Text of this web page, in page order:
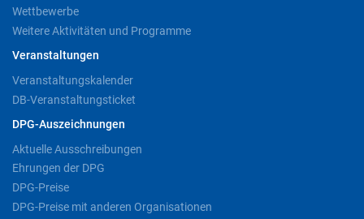
Wettbewerbe
Weitere Aktivitäten und Programme
Veranstaltungen
Veranstaltungskalender
DB-Veranstaltungsticket
DPG-Auszeichnungen
Aktuelle Ausschreibungen
Ehrungen der DPG
DPG-Preise
DPG-Preise mit anderen Organisationen